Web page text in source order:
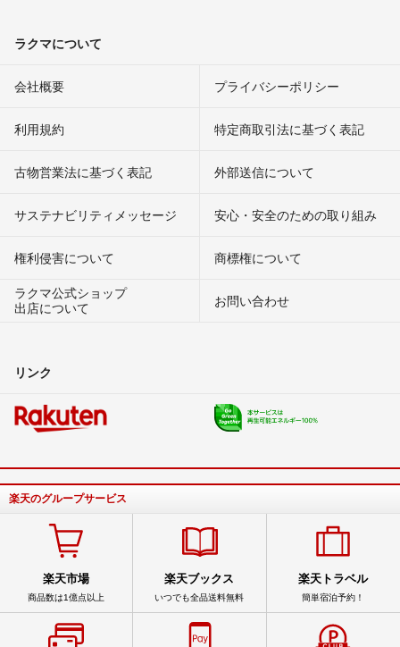
ラクマについて
会社概要 プライバシーポリシー
利用規約 特定商取引法に基づく表記
古物営業法に基づく表記 外部送信について
サステナビリティメッセージ 安心・安全のための取り組み
権利侵害について
商標権について
ラクマ公式ショップ
出店について
お問い合わせ
リンク
楽天のグループサービス
楽天市場
商品数は1億点以上
楽天ブックス
いつでも全品送料無料
楽天トラベル
簡単宿泊予約！